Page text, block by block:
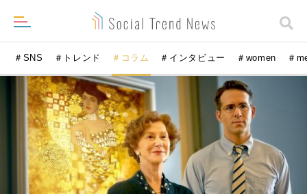
＃SNS ＃トレンド ＃コラム ＃インタビュー ＃women ＃